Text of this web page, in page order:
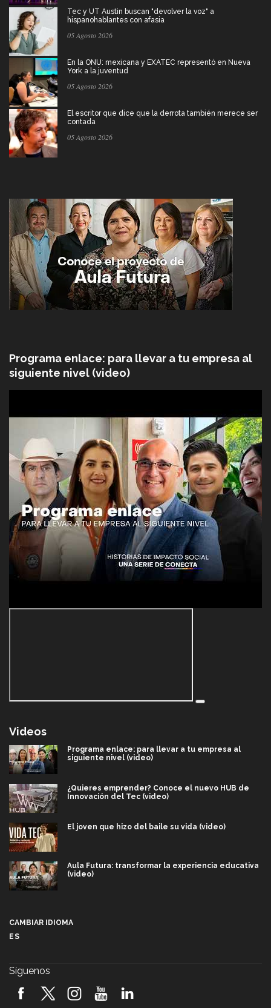
Tec y UT Austin buscan "devolver la voz" a
hispanohablantes con afasia
05 Agosto 2026
En la ONU: mexicana y EXATEC representó en Nueva
York a la juventud
05 Agosto 2026
El escritor que dice que la derrota también merece ser
contada
05 Agosto 2026
Programa enlace: para llevar a tu empresa al
siguiente nivel (video)
Videos
Programa enlace: para llevar a tu empresa al
siguiente nivel (video)
¿Quieres emprender? Conoce el nuevo HUB de
Innovación del Tec (video)
El joven que hizo del baile su vida (video)
Aula Futura: transformar la experiencia educativa
(video)
2026! (video)
CAMBIAR IDIOMA
ES
Síguenos